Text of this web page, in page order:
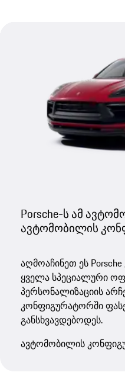
Porsche-ს ამ
ავტომობილის
აღმოაჩინეთ ეს
ყველა სპეციალური
პერსონალიზაციის
კონფიგურატორში
განსხვავდებოდეს.
ავტომობილის